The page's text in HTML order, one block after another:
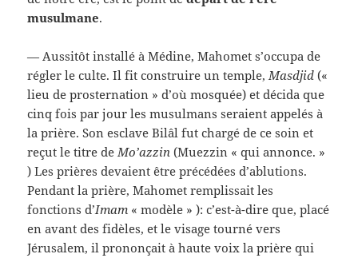
musulmane.
— Aussitôt installé à Médine, Mahomet s’occupa de
régler le culte. Il fit construire un temple,Masdjid («
lieu de prosternation » d’où mosquée) et décida que
cinq fois par jour les musulmans seraient appelés à
la prière. Son esclave Bilâl fut chargé de ce soin et
reçut le titre deMo’azzin (Muezzin « qui annonce. »
) Les prières devaient être précédées d’ablutions.
Pendant la prière, Mahomet remplissait les
fonctions d’Imam « modèle » ): c’est-à-dire que, placé
en avant des fidèles, et le visage tourné vers
Jérusalem, il prononçait à haute voix la prière qui